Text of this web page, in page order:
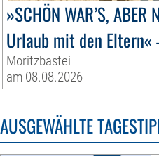
»SCHÖN WAR’S, ABER
Urlaub mit den Eltern«
Moritzbastei
am 08.08.2026
AUSGEWÄHLTE